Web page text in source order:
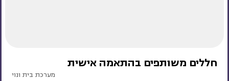
חללים משותפים בהתאמה אישית
מערכת בית ונוי